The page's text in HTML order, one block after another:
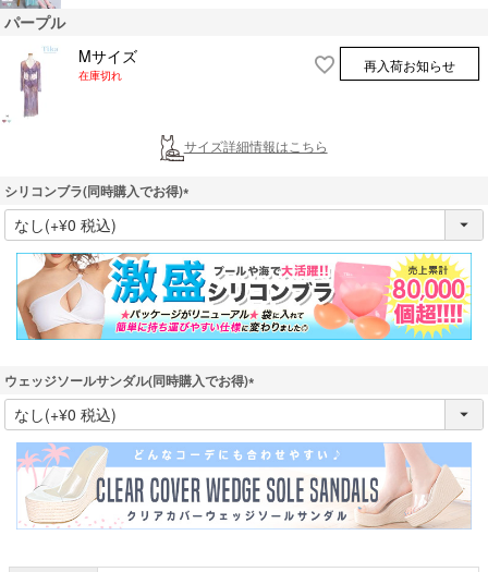
パープル
Mサイズ
在庫切れ
再入荷お知らせ
サイズ詳細情報はこちら
シリコンブラ(同時購入でお得)
(
須
)
ウェッジソールサンダル(同時購入でお得)
(
須
)